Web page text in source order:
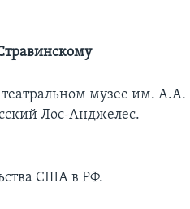
музее им. А.А.
Лос-Анджелес.
США в РФ.